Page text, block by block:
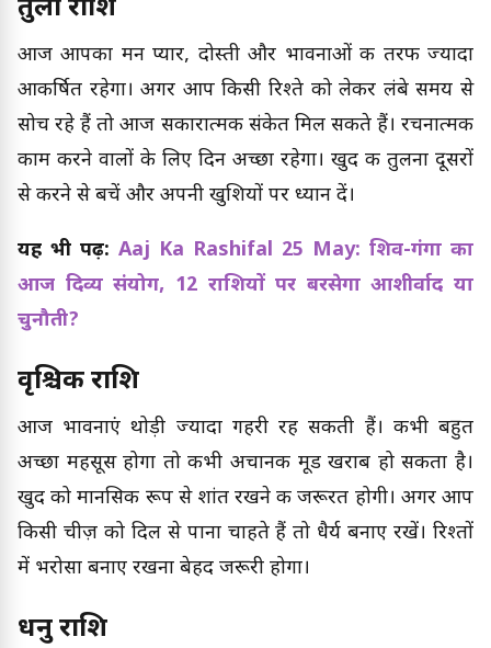
तुला राशि
आज आपका मन प्यार, दोस्ती और भावनाओं की तरफ ज्यादा
आकर्षित रहेगा। अगर आप किसी रिश्ते को लेकर लंबे समय से
सोच रहे हैं तो आज सकारात्मक संकेत मिल सकते हैं। रचनात्मक
काम करने वालों के लिए दिन अच्छा रहेगा। खुद की तुलना दूसरों
से करने से बचें और अपनी खुशियों पर ध्यान दें।
यह भी पढ़ें: Aaj Ka Rashifal 25 May: शिव-गंगा का
आज दिव्य संयोग, 12 राशियों पर बरसेगा आशीर्वाद या
चुनौती?
वृश्चिक राशि
आज भावनाएं थोड़ी ज्यादा गहरी रह सकती हैं। कभी बहुत
अच्छा महसूस होगा तो कभी अचानक मूड खराब हो सकता है।
खुद को मानसिक रूप से शांत रखने की जरूरत होगी। अगर आप
किसी चीज़ को दिल से पाना चाहते हैं तो धैर्य बनाए रखें। रिश्तों
में भरोसा बनाए रखना बेहद जरूरी होगा।
धनु राशि